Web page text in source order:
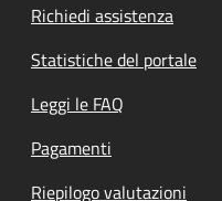
Richiedi assistenza
Statistiche del portale
Leggi le FAQ
Pagamenti
Riepilogo valutazioni